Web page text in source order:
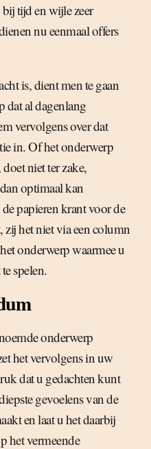
tijd en wijle zeer
nu eenmaal offers
is, dient men te gaan
dat al dagenlang
vervolgens over dat
in. Of het onderwerp
niet ter zake,
optimaal kan
papieren krant voor de
zij het niet via een column
onderwerp waarmee u
spelen.
onderwerp
het vervolgens in uw
dat u gedachten kunt
gevoelens van de
en laat u het daarbij
het vermeende